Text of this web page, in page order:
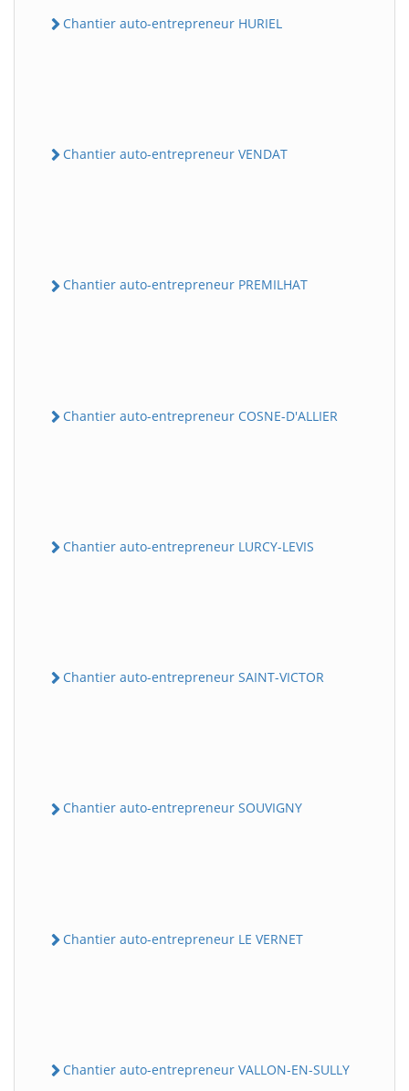
Chantier auto-entrepreneur HURIEL
Chantier auto-entrepreneur VENDAT
Chantier auto-entrepreneur PREMILHAT
Chantier auto-entrepreneur COSNE-D'ALLIER
Chantier auto-entrepreneur LURCY-LEVIS
Chantier auto-entrepreneur SAINT-VICTOR
Chantier auto-entrepreneur SOUVIGNY
Chantier auto-entrepreneur LE VERNET
Chantier auto-entrepreneur VALLON-EN-SULLY